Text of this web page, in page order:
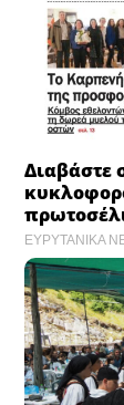
Διαβάστε
ΕΥΡΥΤΑΝΙΚΑ